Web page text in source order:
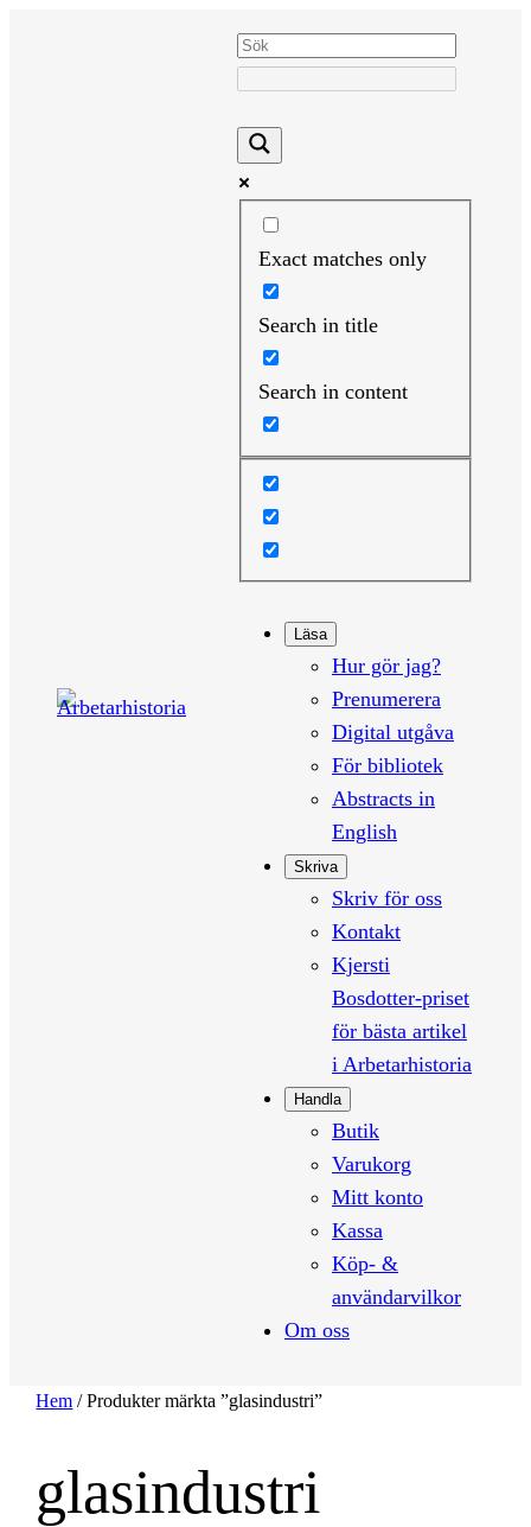
Exact matches only
Search in title
Search in content
Läsa
Hur gör jag?
Prenumerera
Digital utgåva
För bibliotek
Abstracts in
English
Skriva
Skriv för oss
Kontakt
Kjersti
Bosdotter-priset
för bästa artikel
i Arbetarhistoria
Handla
Butik
Varukorg
Mitt konto
Kassa
Köp- &
användarvilkor
Om oss
Hem / Produkter märkta ”glasindustri”
glasindustri